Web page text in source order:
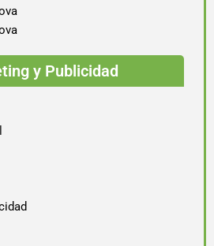
y Publicidad